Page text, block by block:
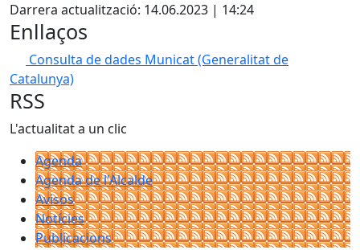
Darrera actualització: 14.06.2023 | 14:24
Enllaços
Consulta de dades Municat (Generalitat de
Catalunya)
RSS
L'actualitat a un clic
Agenda
Agenda de l'Alcalde
Avisos
Notícies
Publicacions